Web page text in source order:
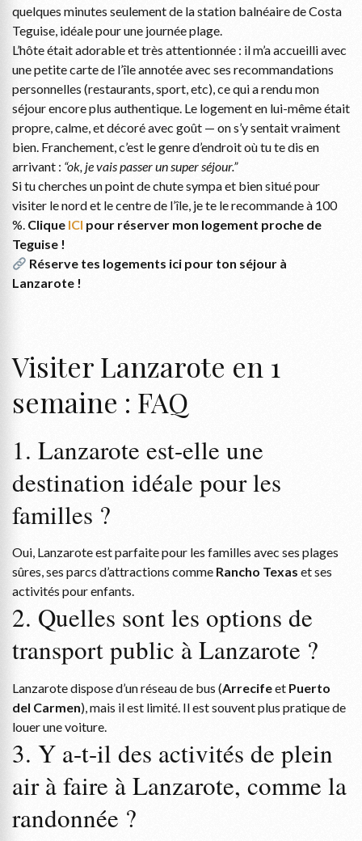
quelques minutes seulement de la station balnéaire de Costa
Teguise, idéale pour une journée plage.
L’hôte était adorable et très attentionnée : il m’a accueilli avec
une petite carte de l’île annotée avec ses recommandations
personnelles (restaurants, sport, etc), ce qui a rendu mon
séjour encore plus authentique. Le logement en lui-même était
propre, calme, et décoré avec goût — on s’y sentait vraiment
bien. Franchement, c’est le genre d’endroit où tu te dis en
arrivant : “ok, je vais passer un super séjour.”
Si tu cherches un point de chute sympa et bien situé pour
visiter le nord et le centre de l’île, je te le recommande à 100
%. Clique ICI pour réserver mon logement proche de
Teguise !
Réserve tes logements ici pour ton séjour à
Lanzarote !
Visiter Lanzarote en 1
semaine : FAQ
1. Lanzarote est-elle une
destination idéale pour les
familles ?
Oui, Lanzarote est parfaite pour les familles avec ses plages
sûres, ses parcs d’attractions comme Rancho Texas et ses
activités pour enfants.
2. Quelles sont les options de
transport public à Lanzarote ?
Lanzarote dispose d’un réseau de bus (Arrecifeet Puerto
del Carmen), mais il est limité. Il est souvent plus pratique de
louer une voiture.
3. Y a-t-il des activités de plein
air à faire à Lanzarote, comme la
randonnée ?